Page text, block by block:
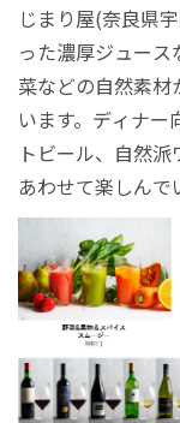
じまり屋(奈良県
った濃厚ジュー
菜などの自然素
います。ディナ
トビール、自然
あわせて楽しんで